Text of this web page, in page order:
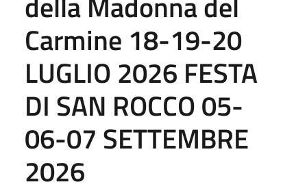
Carmine 18-19-20
LUGLIO 2026 FESTA
DI SAN ROCCO 05-
06-07 SETTEMBRE
2026